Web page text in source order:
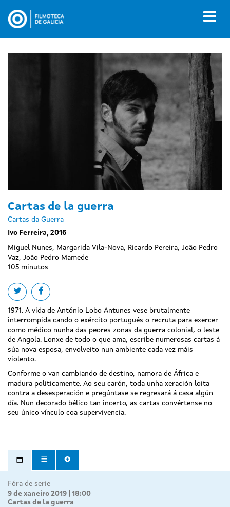
contido
Cartas de la guerra
Cartas da Guerra
Ivo Ferreira, 2016
Miguel Nunes, Margarida Vila-Nova, Ricardo Pereira, João Pedro
Vaz, João Pedro Mamede
105 minutos
Share on twitter
Share on facebook
1971. A vida de António Lobo Antunes vese brutalmente
interrompida cando o exército portugués o recruta para exercer
como médico nunha das peores zonas da guerra colonial, o leste
de Angola. Lonxe de todo o que ama, escribe numerosas cartas á
súa nova esposa, envolveito nun ambiente cada vez máis
violento.
Conforme o van cambiando de destino, namora de África e
madura politicamente. Ao seu carón, toda unha xeración loita
contra a desesperación e pregúntase se regresará á casa algún
día. Nun decorado bélico tan incerto, as cartas convértense no
seu único vínculo coa supervivencia.
Fóra de serie
9 de xaneiro 2019 | 18:00
Cartas de la guerra